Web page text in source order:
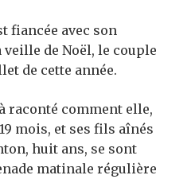
fiancée avec son
veille de Noël, le couple
de cette année.